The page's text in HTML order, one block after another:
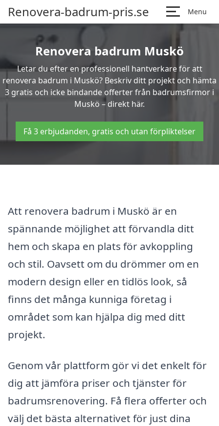
Renovera-badrum-pris.se Menu
Renovera badrum Muskö
Letar du efter en professionell hantverkare för att
renovera badrum i Muskö? Beskriv ditt projekt och hämta
3 gratis och icke bindande offerter från badrumsfirmor i
Muskö – direkt här.
Få 3 erbjudanden, gratis och utan förpliktelser
Att renovera badrum i Muskö är en
spännande möjlighet att förvandla ditt
hem och skapa en plats för avkoppling
och stil. Oavsett om du drömmer om en
modern design eller en tidlös look, så
finns det många kunniga företag i
området som kan hjälpa dig med ditt
projekt.
Genom vår plattform gör vi det enkelt för
dig att jämföra priser och tjänster för
badrumsrenovering. Få flera offerter och
välj det bästa alternativet för just dina